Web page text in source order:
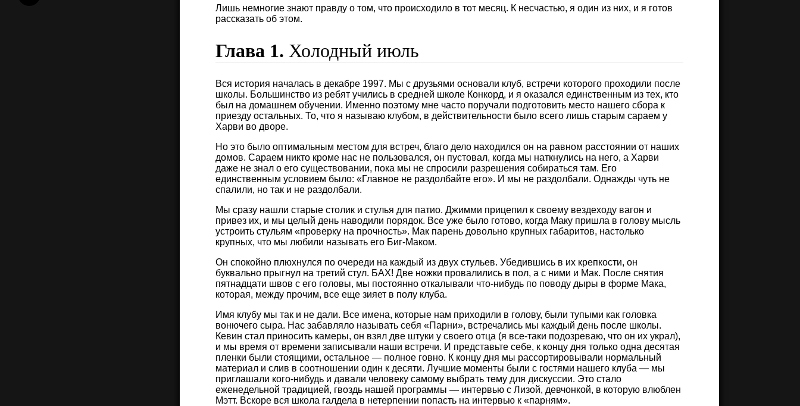
Лишь немногие знают правду о том, что происходило в тот месяц. К несчастью, я один из них, и я готов
рассказать об этом.
Глава 1. Холодный июль
Вся история началась в декабре 1997. Мы с друзьями основали клуб, встречи которого проходили после
школы. Большинство из ребят учились в средней школе Конкорд, и я оказался единственным из тех, кто
был на домашнем обучении. Именно поэтому мне часто поручали подготовить место нашего сбора к
приезду остальных. То, что я называю клубом, в действительности было всего лишь старым сараем у
Харви во дворе.
Но это было оптимальным местом для встреч, благо дело находился он на равном расстоянии от наших
домов. Сараем никто кроме нас не пользовался, он пустовал, когда мы наткнулись на него, а Харви
даже не знал о его существовании, пока мы не спросили разрешения собираться там. Его
единственным условием было: «Главное не раздолбайте его». И мы не раздолбали. Однажды чуть не
спалили, но так и не раздолбали.
Мы сразу нашли старые столик и стулья для патио. Джимми прицепил к своему вездеходу вагон и
привез их, и мы целый день наводили порядок. Все уже было готово, когда Маку пришла в голову мысль
устроить стульям «проверку на прочность». Мак парень довольно крупных габаритов, настолько
крупных, что мы любили называть его Биг-Маком.
Он спокойно плюхнулся по очереди на каждый из двух стульев. Убедившись в их крепкости, он
буквально прыгнул на третий стул. БАХ! Две ножки провалились в пол, а с ними и Мак. После снятия
пятнадцати швов с его головы, мы постоянно откалывали что-нибудь по поводу дыры в форме Мака,
которая, между прочим, все еще зияет в полу клуба.
Имя клубу мы так и не дали. Все имена, которые нам приходили в голову, были тупыми как головка
вонючего сыра. Нас забавляло называть себя «Парни», встречались мы каждый день после школы.
Кевин стал приносить камеры, он взял две штуки у своего отца (я все-таки подозреваю, что он их украл),
и мы время от времени записывали наши встречи. И представьте себе, к концу дня только одна десятая
пленки были стоящими, остальное — полное говно. К концу дня мы рассортировывали нормальный
материал и слив в соотношении один к десяти. Лучшие моменты были с гостями нашего клуба — мы
приглашали кого-нибудь и давали человеку самому выбрать тему для дискуссии. Это стало
еженедельной традицией, гвоздь нашей программы — интервью с Лизой, девчонкой, в которую влюблен
Мэтт. Вскоре вся школа галдела в нетерпении попасть на интервью к «парням».